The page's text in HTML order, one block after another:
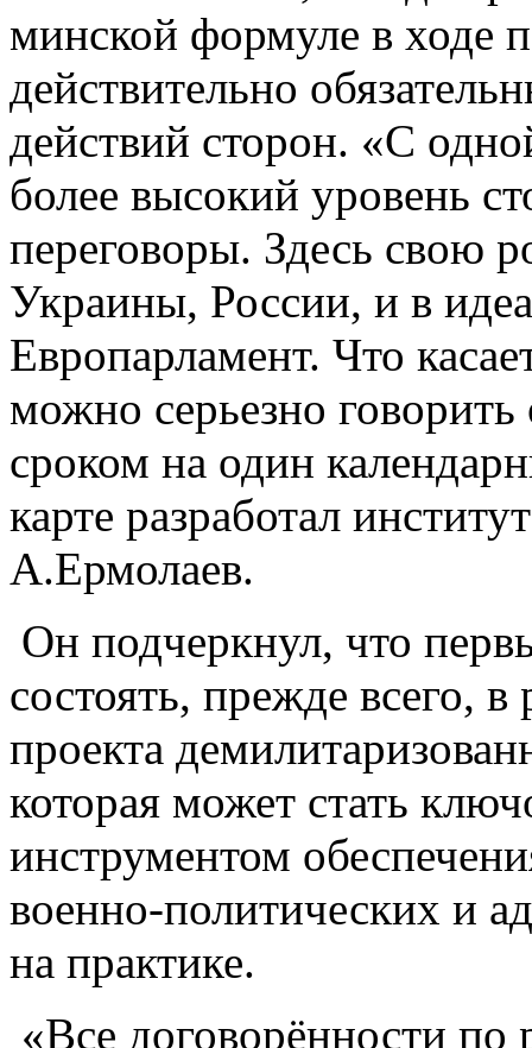
минской формуле в ходе
действительно
действий сторон. «С
более высокий уровень
переговоры. Здесь свою
Украины, России, и в
Европарламент. Что
можно серьезно говорить
сроком на один
карте разработал
А.Ермолаев.
Он подчеркнул, что
состоять, прежде всего,
проекта
которая может стать
инструментом
военно-политических и
на практике.
«Все договорённости по